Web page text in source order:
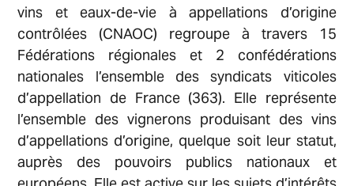
vins et eaux-de-vie à appellations d’origine
contrôlées (CNAOC) regroupe à travers 15
Fédérations régionales et 2 confédérations
nationales l’ensemble des syndicats viticoles
d’appellation de France (363). Elle représente
l’ensemble des vignerons produisant des vins
d’appellations d’origine, quelque soit leur statut,
auprès des pouvoirs publics nationaux et